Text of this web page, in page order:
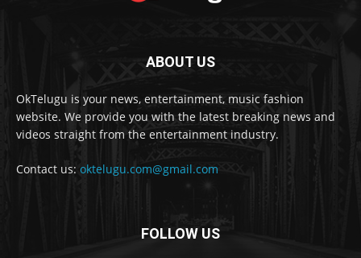
ABOUT US
OkTelugu is your news, entertainment, music fashion
website. We provide you with the latest breaking news and
videos straight from the entertainment industry.
Contact us: oktelugu.com@gmail.com
FOLLOW US